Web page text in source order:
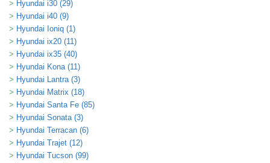
Hyundai i30 (29)
Hyundai i40 (9)
Hyundai Ioniq (1)
Hyundai ix20 (11)
Hyundai ix35 (40)
Hyundai Kona (11)
Hyundai Lantra (3)
Hyundai Matrix (18)
Hyundai Santa Fe (85)
Hyundai Sonata (3)
Hyundai Terracan (6)
Hyundai Trajet (12)
Hyundai Tucson (99)